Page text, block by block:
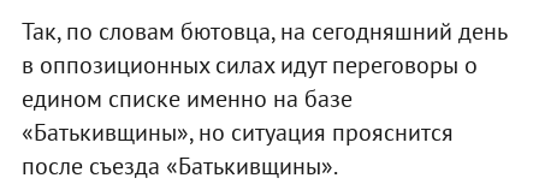
Так, по словам бютовца, на сегодняшний день
в оппозиционных силах идут переговоры о
едином списке именно на базе
«Батькивщины», но ситуация прояснится
после съезда «Батькивщины».